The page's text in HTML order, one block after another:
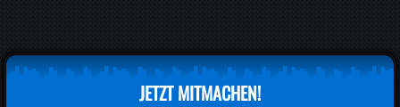
JETZT MITMACHEN!